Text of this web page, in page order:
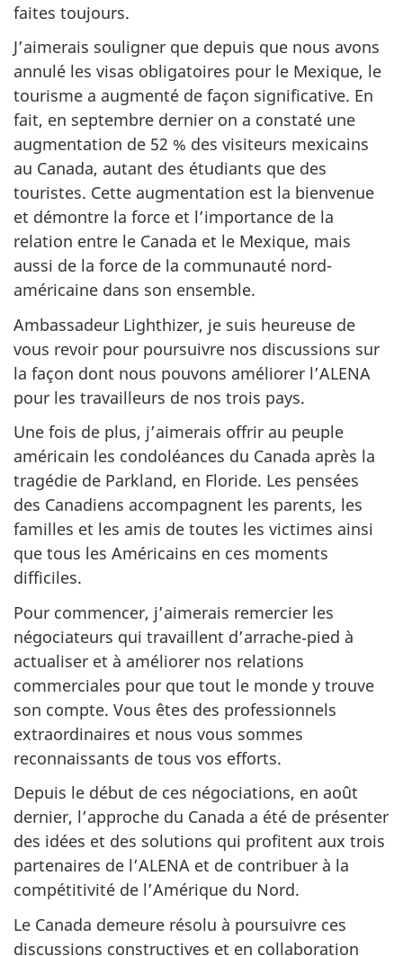
faites toujours.
J’aimerais souligner que depuis que nous avons
annulé les visas obligatoires pour le Mexique, le
tourisme a augmenté de façon significative. En
fait, en septembre dernier on a constaté une
augmentation de 52 % des visiteurs mexicains
au Canada, autant des étudiants que des
touristes. Cette augmentation est la bienvenue
et démontre la force et l’importance de la
relation entre le Canada et le Mexique, mais
aussi de la force de la communauté nord-
américaine dans son ensemble.
Ambassadeur Lighthizer, je suis heureuse de
vous revoir pour poursuivre nos discussions sur
la façon dont nous pouvons améliorer l’ALENA
pour les travailleurs de nos trois pays.
Une fois de plus, j’aimerais offrir au peuple
américain les condoléances du Canada après la
tragédie de Parkland, en Floride. Les pensées
des Canadiens accompagnent les parents, les
familles et les amis de toutes les victimes ainsi
que tous les Américains en ces moments
difficiles.
Pour commencer, j’aimerais remercier les
négociateurs qui travaillent d’arrache‑pied à
actualiser et à améliorer nos relations
commerciales pour que tout le monde y trouve
son compte. Vous êtes des professionnels
extraordinaires et nous vous sommes
reconnaissants de tous vos efforts.
Depuis le début de ces négociations, en août
dernier, l’approche du Canada a été de présenter
des idées et des solutions qui profitent aux trois
partenaires de l’ALENA et de contribuer à la
compétitivité de l’Amérique du Nord.
Le Canada demeure résolu à poursuivre ces
discussions constructives et en collaboration